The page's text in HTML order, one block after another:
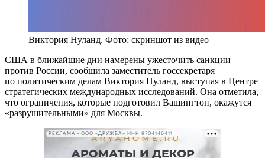
Виктория Нуланд. Фото: скриншот из видео
США в ближайшие дни намерены ужесточить санкции
против России, сообщила заместитель госсекретаря
по политическим делам Виктория Нуланд, выступая в Центре
стратегических международных исследований. Она отметила,
что ограничения, которые подготовил Вашингтон, окажутся
«разрушительными» для Москвы.
РЕКЛАМА • ООО «ДРУЖБА» ИНН 9704146411